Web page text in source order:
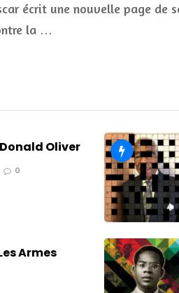
écrit une nouvelle page de
la …
Oliver
0
Armes